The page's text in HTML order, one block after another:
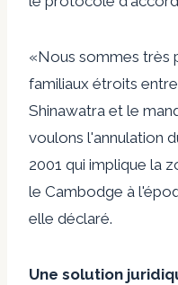
«Nous sommes très
familiaux étroits
Shinawatra et le
voulons l'annulation
2001 qui implique la
le Cambodge à
elle déclaré.
Une solution